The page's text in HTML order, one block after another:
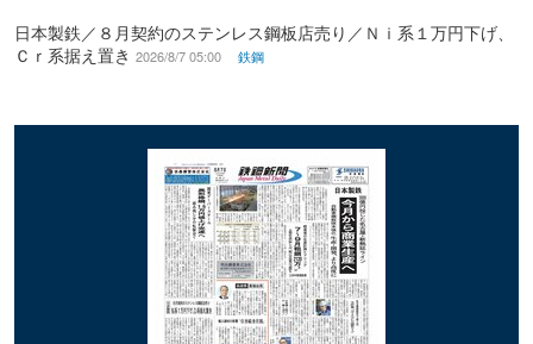
日本製鉄／８月契約のステンレス鋼板店売り／Ｎｉ系１万円下げ、
Ｃｒ系据え置き 2026/8/7 05:00 鉄鋼